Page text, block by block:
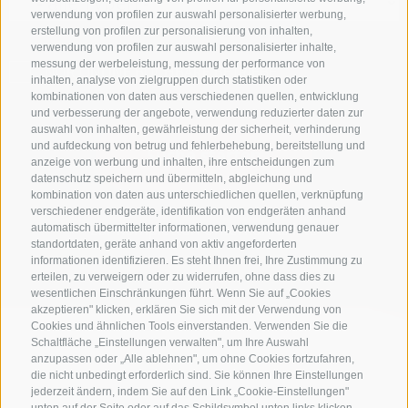
verwendung von profilen zur auswahl personalisierter werbung,
erstellung von profilen zur personalisierung von inhalten,
verwendung von profilen zur auswahl personalisierter inhalte,
messung der werbeleistung, messung der performance von
inhalten, analyse von zielgruppen durch statistiken oder
kombinationen von daten aus verschiedenen quellen, entwicklung
und verbesserung der angebote, verwendung reduzierter daten zur
auswahl von inhalten, gewährleistung der sicherheit, verhinderung
und aufdeckung von betrug und fehlerbehebung, bereitstellung und
anzeige von werbung und inhalten, ihre entscheidungen zum
datenschutz speichern und übermitteln, abgleichung und
kombination von daten aus unterschiedlichen quellen, verknüpfung
verschiedener endgeräte, identifikation von endgeräten anhand
automatisch übermittelter informationen, verwendung genauer
standortdaten, geräte anhand von aktiv angeforderten
informationen identifizieren. Es steht Ihnen frei, Ihre Zustimmung zu
erteilen, zu verweigern oder zu widerrufen, ohne dass dies zu
wesentlichen Einschränkungen führt. Wenn Sie auf „Cookies
akzeptieren" klicken, erklären Sie sich mit der Verwendung von
Cookies und ähnlichen Tools einverstanden. Verwenden Sie die
Schaltfläche „Einstellungen verwalten", um Ihre Auswahl
anzupassen oder „Alle ablehnen", um ohne Cookies fortzufahren,
die nicht unbedingt erforderlich sind. Sie können Ihre Einstellungen
jederzeit ändern, indem Sie auf den Link „Cookie-Einstellungen"
NUR ONLINE BUCHBARE BETRIEBE
Suche starten
zur kompletten Unterkunftsliste